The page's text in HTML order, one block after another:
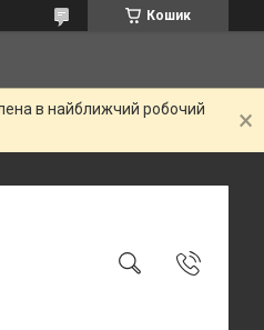
Кошик
в найближчий робочий